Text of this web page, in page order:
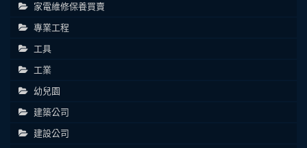
家電維修保養買賣
專業工程
工具
工業
幼兒園
建築公司
建設公司